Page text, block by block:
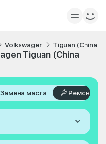
Volkswagen Tiguan (China
Tiguan (China
Замена масла Ремонт